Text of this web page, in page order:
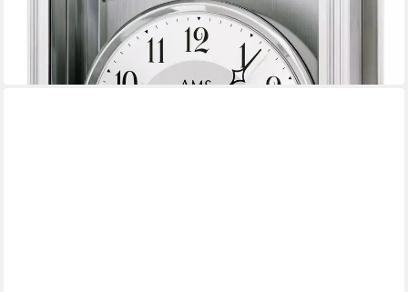
lieferbar - in 4-5 Werktagen bei dir